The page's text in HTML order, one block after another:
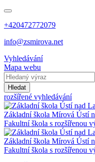
+420472772079
info@zsmirova.net
Vyhledávání
Mapa webu
Hledat
rozšířené vyhledávání
Základní škola Mírová Ústí
Fakultní škola s rozšířenou
Základní škola Mírová Ústí
Fakultní škola s rozšířenou